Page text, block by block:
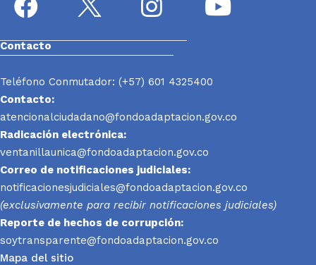
Contacto
Teléfono Conmutador: (+57) 601 4325400
Contacto:
atencionalciudadano@fondoadaptacion.gov.co
Radicación electrónica:
ventanillaunica@fondoadaptacion.gov.co
Correo de notificaciones judiciales:
notificacionesjudiciales@fondoadaptacion.gov.co
(exclusivamente para recibir notificaciones judiciales)
Reporte de hechos de corrupción:
soytransparente@fondoadaptacion.gov.co
Mapa del sitio